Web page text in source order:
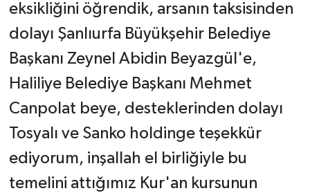
eksikliğini öğrendik, arsanın taksisinden
dolayı Şanlıurfa Büyükşehir Belediye
Başkanı Zeynel Abidin Beyazgül'e,
Haliliye Belediye Başkanı Mehmet
Canpolat beye, desteklerinden dolayı
Tosyalı ve Sanko holdinge teşekkür
ediyorum, inşallah el birliğiyle bu
temelini attığımız Kur'an kursunun